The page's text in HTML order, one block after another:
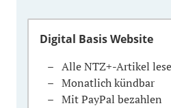
Digital Basis Website
Alle NTZ+-Artikel
Monatlich kündbar
Mit PayPal bezahlen